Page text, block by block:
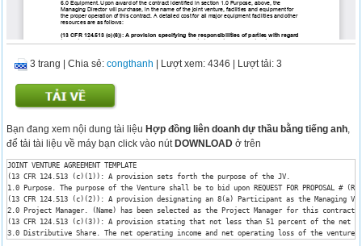
3 trang |Chia sẻ:congthanh | Lượt xem: 4346 | Lượt tải: 3
Bạn đang xem nội dung tài liệuHợp đồng liên doanh dự thầu bằng tiếng anh
để tải tài liệu về máy bạn click vào nútDOWNLOAD ở trên
JOINT VENTURE AGREEMENT TEMPLATE
(13 CFR 124.513 (c)(1)): A provision sets forth the purpose of the JV.
1.0 Purpose. The purpose of the Venture shall be to bid upon REQUEST FOR
(13 CFR 124.513 (c)(2)): A provision designating an 8(a) Participant as the Managing
2.0 Project Manager. (Name) has been selected as the Project Manager for this
(13 CFR 124.513 (c)(3)): A provision stating that not less than 51 percent of the
3.0 Distributive Share. The net operating income and net operating loss of the